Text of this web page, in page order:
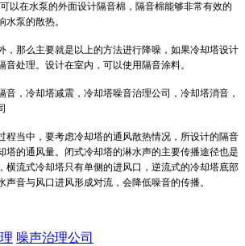
以在水泵的外面设计隔音棉，隔音棉能够非常有效的
水泵的散热。
，那么主要就是以上的方法进行降噪，如果冷却塔设计
处理。设计在室内，可以使用隔音涂料。
音，冷却塔减震，冷却塔噪音治理公司，冷却塔消音，
程当中，要考虑冷却塔的通风散热情况，所设计的隔音
塔的通风量。闭式冷却塔的淋水声的主要传播途径也是
横流式冷却塔只有单侧的进风口，逆流式的冷却塔底部
声音与风口进风形成对流，会降低噪音的传播。
噪声治理公司